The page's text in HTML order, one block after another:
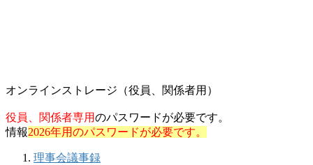
オンラインストレージ（役員、関係者用）
役員、関係者専用のパスワードが必要です。
情報2026年用のパスワードが必要です。
理事会議事録